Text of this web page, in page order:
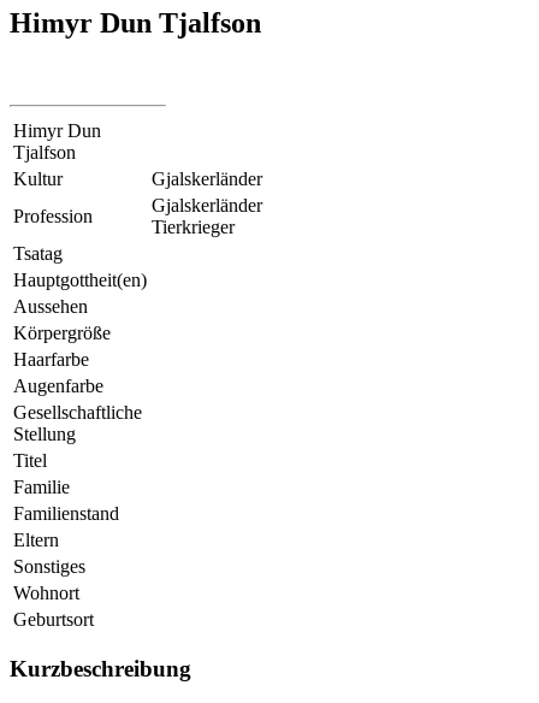
Himyr Dun Tjalfson
Himyr Dun
Tjalfson
Kultur
Gjalskerländer
Profession
Gjalskerländer
Tierkrieger
Tsatag
Hauptgottheit(en)
Aussehen
Körpergröße
Haarfarbe
Augenfarbe
Gesellschaftliche
Stellung
Titel
Familie
Familienstand
Eltern
Sonstiges
Wohnort
Geburtsort
Kurzbeschreibung